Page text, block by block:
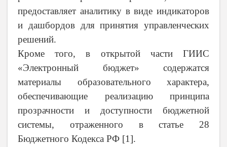
предоставляет аналитику в виде индикаторов
и дашбордов для принятия управленческих
решений.
Кроме того, в открытой части ГИИС
«Электронный бюджет» содержатся
материалы образовательного характера,
обеспечивающие реализацию принципа
прозрачности и доступности бюджетной
системы, отраженного в статье 28
Бюджетного Кодекса РФ [1].